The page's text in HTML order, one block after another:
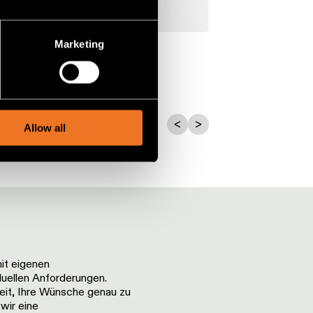
meters
advertising and analytics
Marketing
Allow all
eigenen
Anforderungen.
Ihre Wünsche genau zu
eine